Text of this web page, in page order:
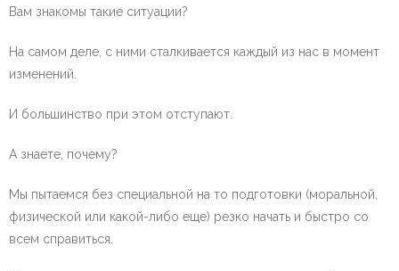
Вам знакомы такие ситуации?
На самом деле, с ними сталкивается каждый из нас в момент
изменений.
И большинство при этом отступают.
А знаете, почему?
Мы пытаемся без специальной на то подготовки (моральной,
физической или какой-либо еще) резко начать и быстро со
всем справиться.